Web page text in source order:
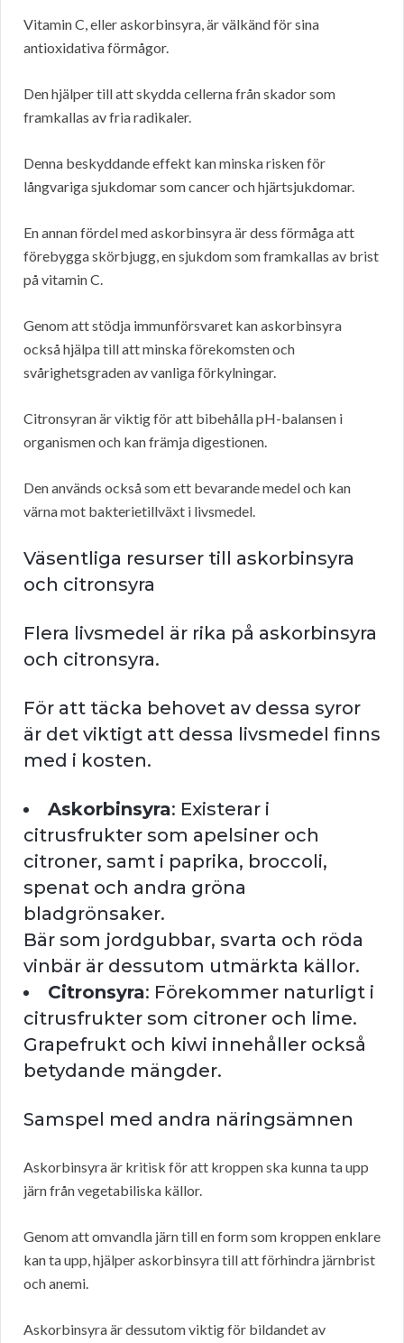
Vitamin C, eller askorbinsyra, är välkänd för sina
antioxidativa förmågor.
Den hjälper till att skydda cellerna från skador som
framkallas av fria radikaler.
Denna beskyddande effekt kan minska risken för
långvariga sjukdomar som cancer och hjärtsjukdomar.
En annan fördel med askorbinsyra är dess förmåga att
förebygga skörbjugg, en sjukdom som framkallas av brist
på vitamin C.
Genom att stödja immunförsvaret kan askorbinsyra
också hjälpa till att minska förekomsten och
svårighetsgraden av vanliga förkylningar.
Citronsyran är viktig för att bibehålla pH-balansen i
organismen och kan främja digestionen.
Den används också som ett bevarande medel och kan
värna mot bakterietillväxt i livsmedel.
Väsentliga resurser till askorbinsyra
och citronsyra
Flera livsmedel är rika på askorbinsyra
och citronsyra.
För att täcka behovet av dessa syror
är det viktigt att dessa livsmedel finns
med i kosten.
Askorbinsyra: Existerar i
citrusfrukter som apelsiner och
citroner, samt i paprika, broccoli,
spenat och andra gröna
bladgrönsaker.
Bär som jordgubbar, svarta och röda
vinbär är dessutom utmärkta källor.
Citronsyra: Förekommer naturligt i
citrusfrukter som citroner och lime.
Grapefrukt och kiwi innehåller också
betydande mängder.
Samspel med andra näringsämnen
Askorbinsyra är kritisk för att kroppen ska kunna ta upp
järn från vegetabiliska källor.
Genom att omvandla järn till en form som kroppen enklare
kan ta upp, hjälper askorbinsyra till att förhindra järnbrist
och anemi.
Askorbinsyra är dessutom viktig för bildandet av